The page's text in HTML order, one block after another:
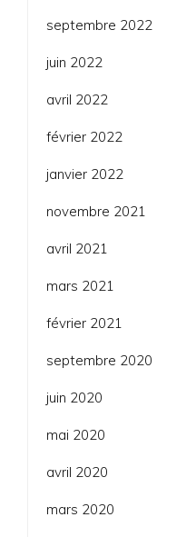
septembre 2022
juin 2022
avril 2022
février 2022
janvier 2022
novembre 2021
avril 2021
mars 2021
février 2021
septembre 2020
juin 2020
mai 2020
avril 2020
mars 2020